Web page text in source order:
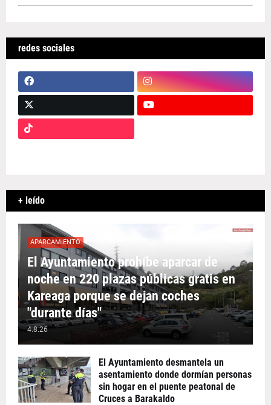
redes sociales
+ leído
APARCAMIENTO
El Ayuntamiento prohíbe aparcar de
noche en 220 plazas públicas gratis en
Kareaga porque se dejan coches
"durante días"
4.8.26
El Ayuntamiento desmantela un
asentamiento donde dormían personas
sin hogar en el puente peatonal de
Cruces a Barakaldo